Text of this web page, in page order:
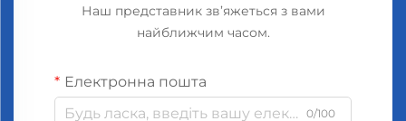
Наш представник зв’яжеться з вами
найближчим часом.
Електронна пошта
0/100